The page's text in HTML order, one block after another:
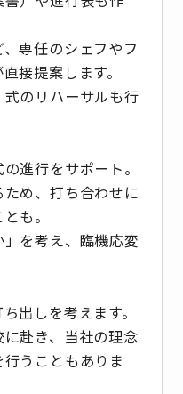
専任のシェフやフ
接提案します。
のリハーサルも行
進行をサポート。
め、打ち合わせに
も。
」を考え、臨機応変
出しを考えます。
赴き、当社の理念
うこともありま